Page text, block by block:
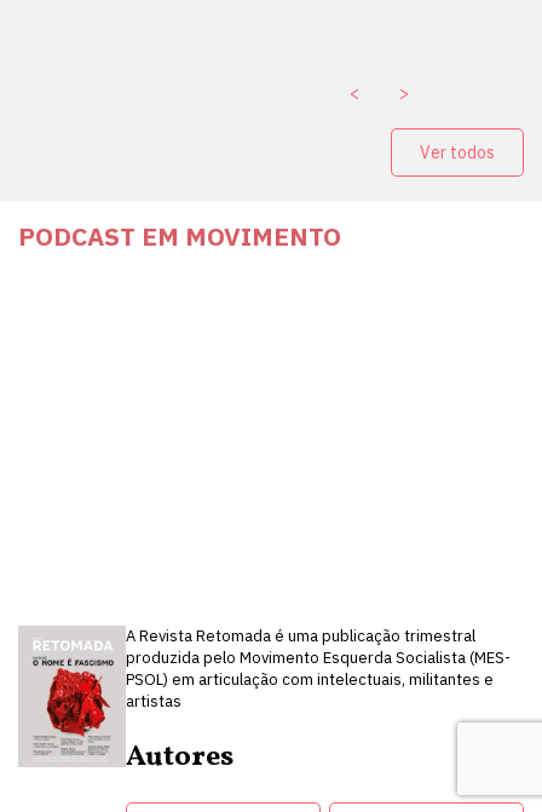
< >
Ver todos
PODCAST EM MOVIMENTO
A Revista Retomada é uma publicação trimestral
produzida pelo Movimento Esquerda Socialista (MES-
PSOL) em articulação com intelectuais, militantes e
artistas
Autores